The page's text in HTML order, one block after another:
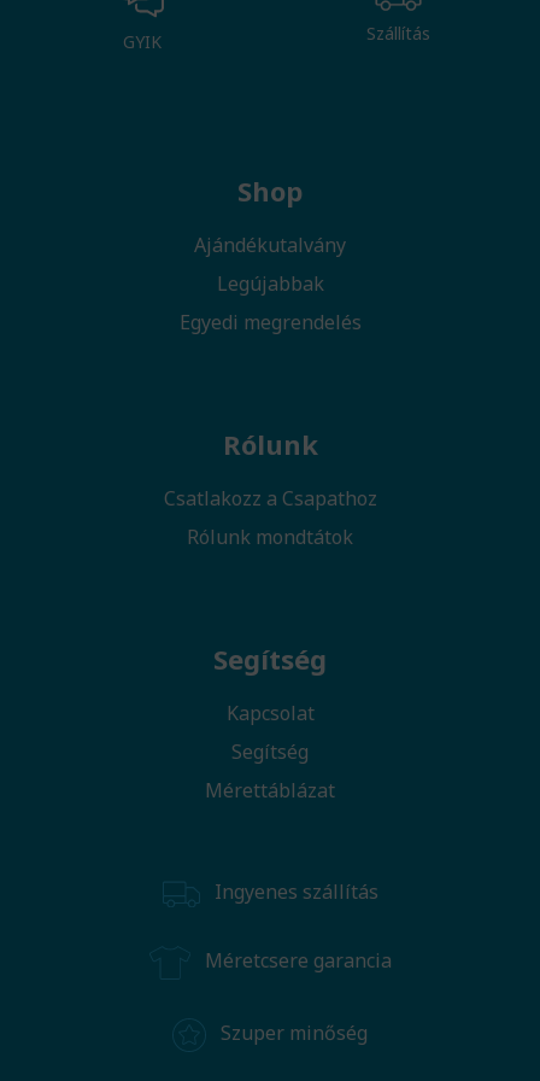
GYIK Szállítás
Shop
Ajándékutalvány
Legújabbak
Egyedi megrendelés
Rólunk
Csatlakozz a Csapathoz
Rólunk mondtátok
Segítség
Kapcsolat
Segítség
Mérettáblázat
Ingyenes szállítás
Méretcsere garancia
Szuper minőség